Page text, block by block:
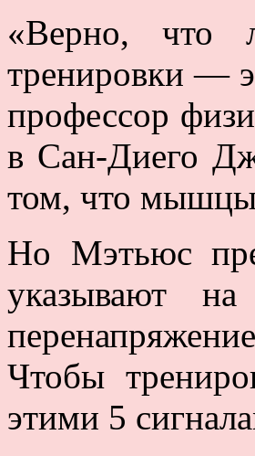
«Верно, что
тренировки —
профессор
в Сан-Диего
том, что мышцы
Но Мэтьюс
указывают на
Чтобы
этими 5